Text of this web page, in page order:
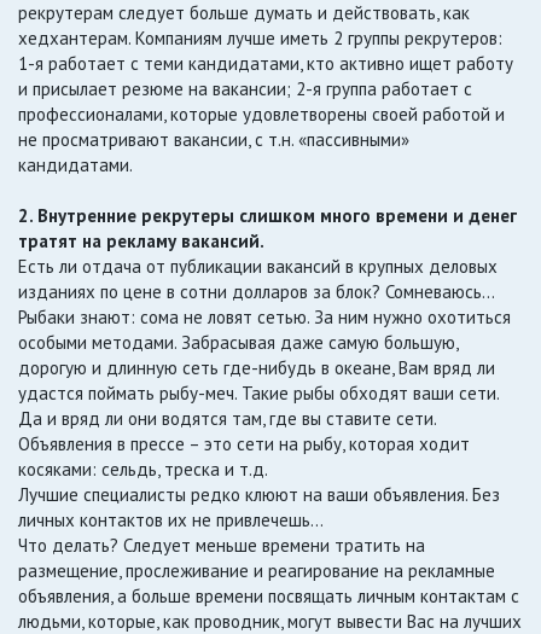
рекрутерам следует больше думать и действовать, как
хедхантерам. Компаниям лучше иметь 2 группы рекрутеров:
1-я работает с теми кандидатами, кто активно ищет работу
и присылает резюме на вакансии; 2-я группа работает с
профессионалами, которые удовлетворены своей работой и
не просматривают вакансии, с т.н. «пассивными»
кандидатами.
2. Внутренние рекрутеры слишком много времени и денег
тратят на рекламу вакансий.
Есть ли отдача от публикации вакансий в крупных деловых
изданиях по цене в сотни долларов за блок? Сомневаюсь…
Рыбаки знают: сома не ловят сетью. За ним нужно охотиться
особыми методами. Забрасывая даже самую большую,
дорогую и длинную сеть где-нибудь в океане, Вам вряд ли
удастся поймать рыбу-меч. Такие рыбы обходят ваши сети.
Да и вряд ли они водятся там, где вы ставите сети.
Объявления в прессе – это сети на рыбу, которая ходит
косяками: сельдь, треска и т.д.
Лучшие специалисты редко клюют на ваши объявления. Без
личных контактов их не привлечешь…
Что делать? Следует меньше времени тратить на
размещение, прослеживание и реагирование на рекламные
объявления, а больше времени посвящать личным контактам с
людьми, которые, как проводник, могут вывести Вас на лучших